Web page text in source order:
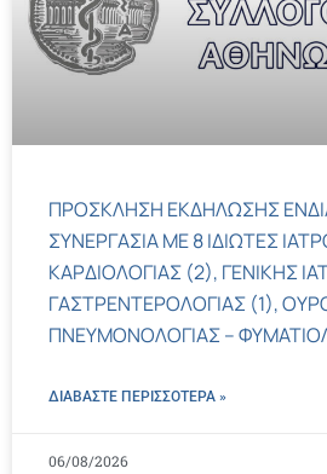
ΠΡΟΣΚΛΗΣΗ ΕΚΔΗΛΩΣΗΣ
ΣΥΝΕΡΓΑΣΙΑ ΜΕ 8 ΙΔΙΩΤΕΣ
ΚΑΡΔΙΟΛΟΓΙΑΣ (2), ΓΕΝΙΚΗΣ
ΓΑΣΤΡΕΝΤΕΡΟΛΟΓΙΑΣ (1),
ΠΝΕΥΜΟΝΟΛΟΓΙΑΣ –
ΔΙΑΒΑΣΤΕ ΠΕΡΙΣΣΌΤΕΡΑ »
06/08/2026